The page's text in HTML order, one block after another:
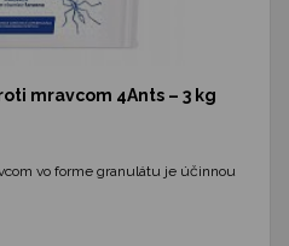
mravcom 4Ants – 3 kg
vo forme granulátu je účinnou